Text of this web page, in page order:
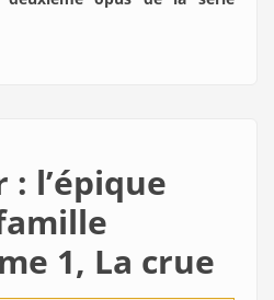
l’épique
1, La crue